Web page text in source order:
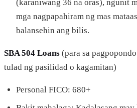
(karaniwang 36 na oras), ngunit
mga nagpapahiram ng mas
balansehin ang bilis.
SBA 504 Loans (para sa
tulad ng pasilidad o kagamitan)
Personal FICO: 680+